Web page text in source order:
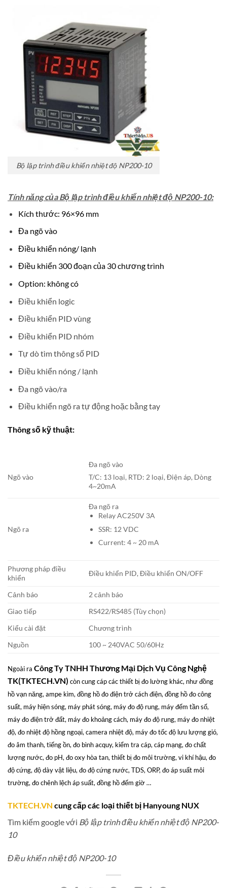
Bộ lập trình điều khiển nhiệt độ NP200-10
Tính năng của Bộ lập trình điều khiển nhiệt độ NP200-10:
Kích thước: 96×96 mm
Đa ngõ vào
Điều khiển nóng/ lạnh
Điều khiển 300 đoạn của 30 chương trình
Option: không có
Điều khiển logic
Điều khiển PID vùng
Điều khiển PID nhóm
Tự dò tìm thông số PID
Điều khiển nóng / lạnh
Đa ngõ vào/ra
Điều khiển ngõ ra tự động hoặc bằng tay
Thông số kỹ thuật:
Ngõ vào
Đa ngõ vào
T/C: 13 loại, RTD: 2 loại, Điện áp, Dòng
4~20mA
Ngõ ra
Đa ngõ ra
Relay AC250V 3A
SSR: 12 VDC
Current: 4 ~ 20 mA
Phương pháp điều
khiển
Điều khiển PID, Điều khiển ON/OFF
Cảnh báo
2 cảnh báo
Giao tiếp
RS422/RS485 (Tùy chọn)
Kiểu cài đặt
Chương trình
Nguồn
100 ~ 240VAC 50/60Hz
Ngoài ra Công Ty TNHH Thương Mại Dịch Vụ Công Nghệ
TK(TKTECH.VN) còn cung cáp các thiết bị đo lường khác, như đồng
hồ vạn năng, ampe kìm, đồng hồ đo điện trở cách điện, đồng hồ đo công
suất, máy hiện sóng, máy phát sóng, máy đo độ rung, máy đếm tần số,
máy đo điện trở đất, máy đo khoảng cách, máy đo độ rung, máy đo nhiệt
độ, đo nhiệt độ hồng ngoại, camera nhiệt độ, máy đo tốc độ lưu lượng gió,
đo âm thanh, tiếng ồn, đo bình acquy, kiểm tra cáp, cáp mạng, đo chất
lượng nước, đo pH, đo oxy hòa tan, thiết bị đo môi trường, vi khí hậu, đo
độ cứng, độ dày vật liệu, đo độ cứng nước, TDS, ORP, đo áp suất môi
trường, đo chênh lệch áp suất, đồng hồ đếm giờ …
TKTECH.VN cung cấp các loại thiết bị Hanyoung NUX
Tìm kiếm google với Bộ lập trình điều khiển nhiệt độ NP200-
10
Điều khiển nhiệt độ NP200-10